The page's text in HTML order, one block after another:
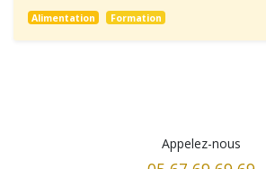
Alimentation Formation
Appelez-nous